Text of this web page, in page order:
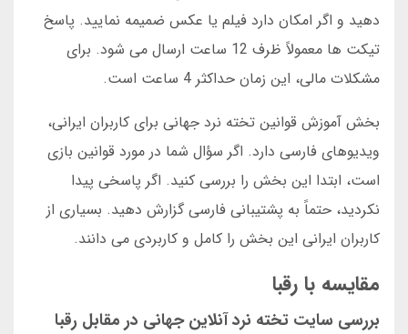
دهید و اگر امکان دارد فیلم یا عکس ضمیمه نمایید. پاسخ
تیکت ها معمولاً ظرف 12 ساعت ارسال می شود. برای
مشکلات مالی، این زمان حداکثر 4 ساعت است.
بخش آموزش قوانین تخته نرد جهانی برای کاربران ایرانی،
ویدیوهای فارسی دارد. اگر سؤال شما در مورد قوانین بازی
است، ابتدا این بخش را بررسی کنید. اگر پاسخی پیدا
نکردید، حتماً به پشتیبانی فارسی گزارش دهید. بسیاری از
کاربران ایرانی این بخش را کامل و کاربردی می دانند.
مقایسه با رقبا
بررسی سایت تخته نرد آنلاین جهانی در مقابل رقبا